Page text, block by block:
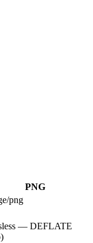
PNG
png
— DEFLATE